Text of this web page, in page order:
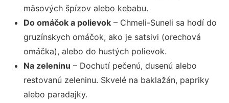
mäsových špízov alebo kebabu.
Do omáčok a polievok – Chmeli-Suneli sa hodí do
gruzínskych omáčok, ako je satsivi (orechová
omáčka), alebo do hustých polievok.
Na zeleninu – Dochutí pečenú, dusenú alebo
restovanú zeleninu. Skvelé na baklažán, papriky
alebo paradajky.